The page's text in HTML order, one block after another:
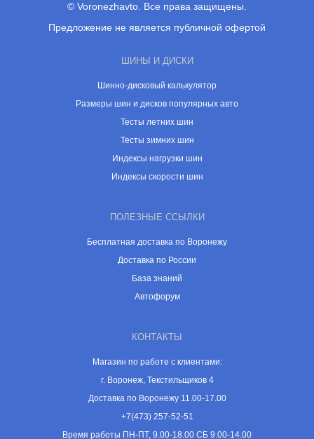
© Voronezhavto. Все права защищены.
Предложение не является публичной офертой
ШИНЫ И ДИСКИ
Шинно-дисковый калькулятор
Размеры шин и дисков популярных авто
Тесты летних шин
Тесты зимних шин
Индексы нагрузки шин
Индексы скорости шин
ПОЛЕЗНЫЕ ССЫЛКИ
Бесплатная доставка по Воронежу
Доставка по России
База знаний
Автофорум
КОНТАКТЫ
Магазин по работе с клиентами:
г. Воронеж, Текстильщиков 4
Доставка по Воронежу 11.00-17.00
+7(473) 257-52-51
Время работы ПН-ПТ, 9.00-18.00 СБ 9.00-14.00